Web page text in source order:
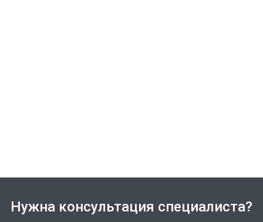
Нужна консультация специалиста?